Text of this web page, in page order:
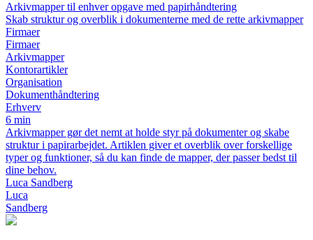
Arkivmapper til enhver opgave med papirhåndtering
Skab struktur og overblik i dokumenterne med de rette arkivmapper
Firmaer
Firmaer
Arkivmapper
Kontorartikler
Organisation
Dokumenthåndtering
Erhverv
6 min
Arkivmapper gør det nemt at holde styr på dokumenter og skabe
struktur i papirarbejdet. Artiklen giver et overblik over forskellige
typer og funktioner, så du kan finde de mapper, der passer bedst til
dine behov.
Luca Sandberg
Luca
Sandberg